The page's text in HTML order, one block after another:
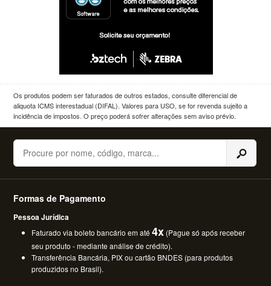
Os produtos podem ser faturados de outros estados, consulte diferencial de
aliquota ICMS interestadual (DIFAL). Valores para USO, se for revenda sujeito a
incidência de impostos. O preço poderá sofrer alterações sem aviso prévio.
Buscar
Formas de Pagamento
Pessoa Jurídica
Faturado via boleto bancário em até4x (Pague só após receber
seu produto - mediante análise de crédito).
Transferência Bancária, PIX ou cartão BNDES (para produtos
produzidos no Brasil).